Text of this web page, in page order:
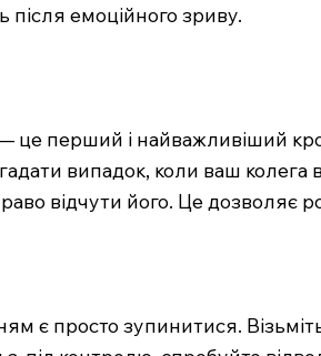
після емоційного зриву.
це перший і найважливіший
випадок, коли ваш колега
відчути його. Це дозволяє
є просто зупинитися.